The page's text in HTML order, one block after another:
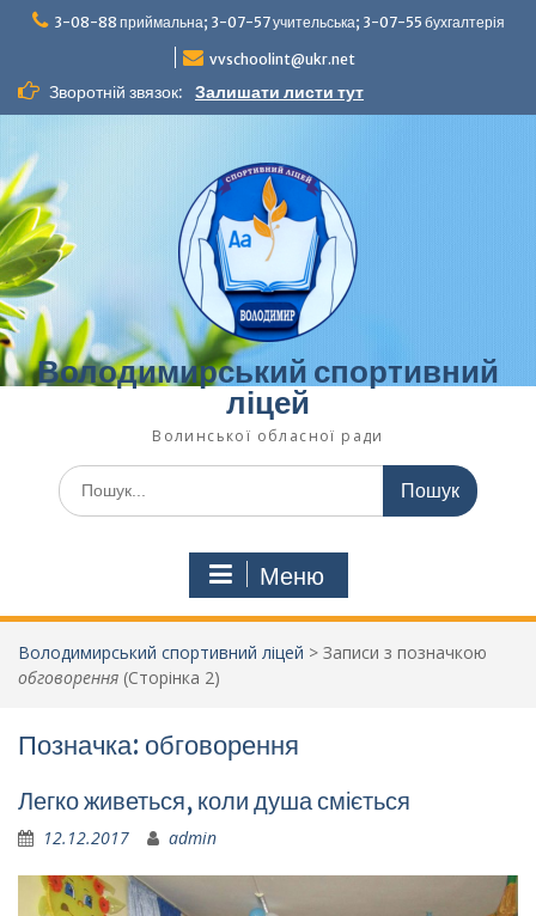
Перейти3-08-88 приймальна; 3-07-57 учительська; 3-07-55 бухгалтерія
vvschoolint@ukr.net
Зворотній звязок: Залишати листи тут
Володимирський спортивний
ліцей
Волинської обласної ради
Шукати:
Меню
Володимирський спортивний ліцей > Записи з позначкою
обговорення (Сторінка 2)
Позначка: обговорення
Легко живеться, коли душа сміється
12.12.2017 admin